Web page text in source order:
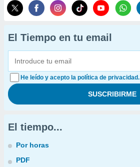
El Tiempo en tu email
He leído y acepto la política de privacidad.
El tiempo...
Por horas
PDF